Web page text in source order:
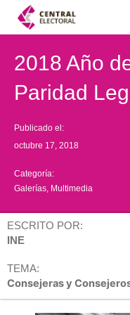
2018 Año
Paridad
Publicado el:
octubre 17, 2018
Categoría:
Galerías Multimedia
ESCRITO POR:
INE
TEMA:
Consejeras y